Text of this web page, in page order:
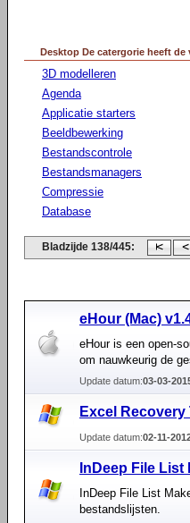
Desktop De catergorie heeft
3D modelleren
Agenda
Applicatie starters
Beeldbewerking
Bestandscontrole
Bestandsmanagers
Compressie
Database
Bladzijde 138/445:
eHour (Mac)
eHour is een open-
om nauwkeurig de
Update datum:03-03-
Excel
Update datum:02-11-
InDeep File List
InDeep File List
bestandslijsten.